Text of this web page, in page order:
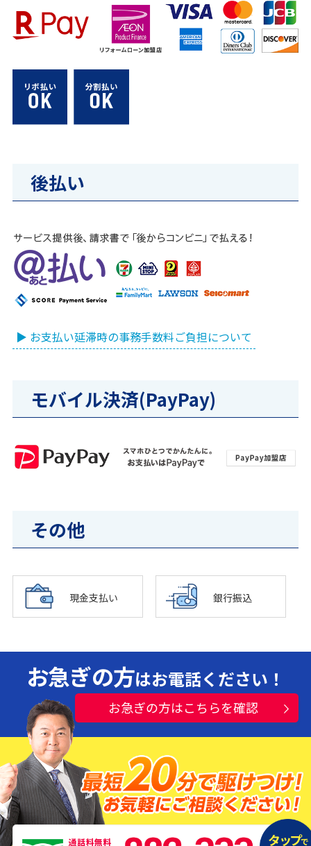
後払い
▶ お支払い延滞時の事務手数料ご負担について
モバイル決済(PayPay)
その他
現金支払い 銀行振込
お急ぎの方はお電話ください！
お急ぎの方はこちらを確認
水漏れ・つまり・修理お電話一本ですぐ
にお伺いします！